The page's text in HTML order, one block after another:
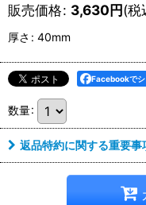
販売価格: 3,630円(税
厚さ : 40mm
Facebookでシ
数量:
返品特約に関する重要事